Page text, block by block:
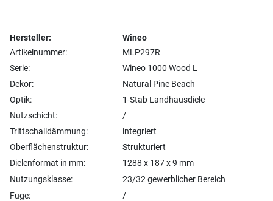
Hersteller:
Wineo
Artikelnummer:
MLP297R
Serie:
Wineo 1000 Wood L
Dekor:
Natural Pine Beach
Optik:
1-Stab Landhausdiele
Nutzschicht:
/
Trittschalldämmung:
integriert
Oberflächenstruktur:
Strukturiert
Dielenformat in mm:
1288 x 187 x 9 mm
Nutzungsklasse:
23/32 gewerblicher Bereich
Fuge:
/